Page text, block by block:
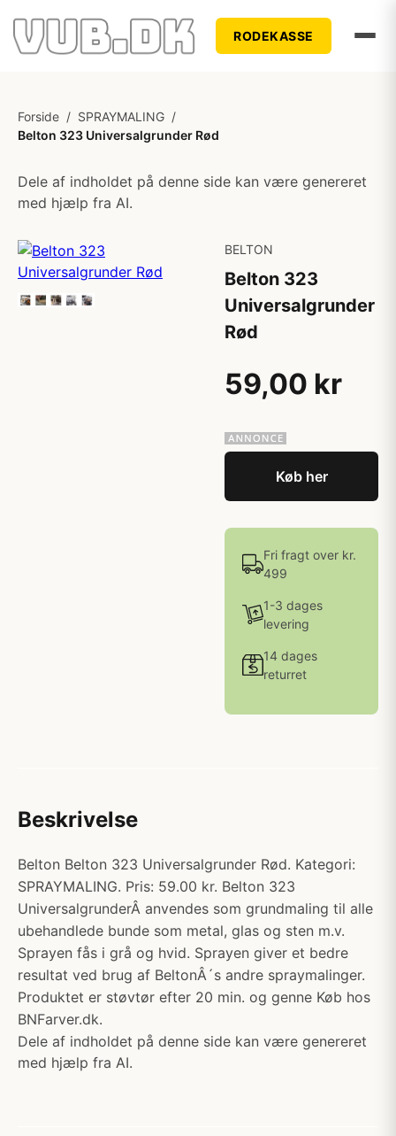
RODEKASSE
Forside / SPRAYMALING /
Belton 323 Universalgrunder Rød
Dele af indholdet på denne side kan være genereret
med hjælp fra AI.
BELTON
Belton 323
Universalgrunder
Rød
59,00 kr
Køb her
Fri fragt over kr.
499
1-3 dages
levering
14 dages
returret
Beskrivelse
Belton Belton 323 Universalgrunder Rød. Kategori:
SPRAYMALING. Pris: 59.00 kr. Belton 323
UniversalgrunderÂ anvendes som grundmaling til alle
ubehandlede bunde som metal, glas og sten m.v.
Sprayen fås i grå og hvid. Sprayen giver et bedre
resultat ved brug af BeltonÂ´s andre spraymalinger.
Produktet er støvtør efter 20 min. og genne Køb hos
BNFarver.dk.
Dele af indholdet på denne side kan være genereret
med hjælp fra AI.